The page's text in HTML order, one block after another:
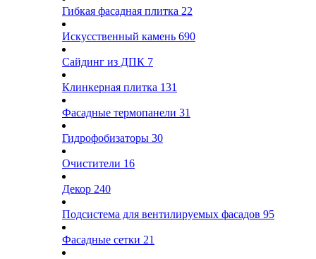
Гибкая фасадная плитка 22
Искусственный камень 690
Сайдинг из ДПК 7
Клинкерная плитка 131
Фасадные термопанели 31
Гидрофобизаторы 30
Очистители 16
Декор 240
Подсистема для вентилируемых фасадов 95
Фасадные сетки 21